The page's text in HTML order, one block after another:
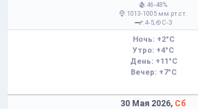
: 46-48%
: 1013-1005 мм рт.ст.
: 4-5,
С-З
Ночь: +2°C
Утро: +4°C
День: +11°C
Вечер: +7°C
30 Мая 2026, Сб